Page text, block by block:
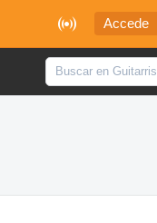
 Accede